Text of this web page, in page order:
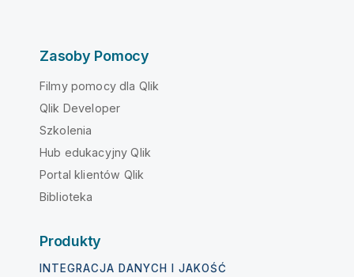
Zasoby Pomocy
Filmy pomocy dla Qlik
Qlik Developer
Szkolenia
Hub edukacyjny Qlik
Portal klientów Qlik
Biblioteka
Produkty
INTEGRACJA DANYCH I JAKOŚĆ